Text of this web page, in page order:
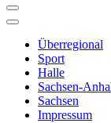
Überregional
Sport
Halle
Sachsen-
Sachsen
Impressum